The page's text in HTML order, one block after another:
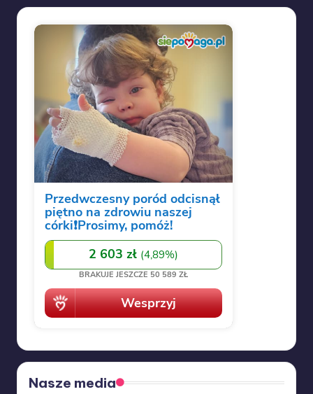
Nasze media